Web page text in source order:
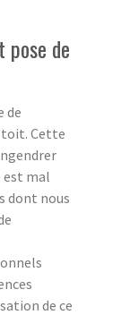
pose de
de
toit. Cette
est mal
dont nous
de ce